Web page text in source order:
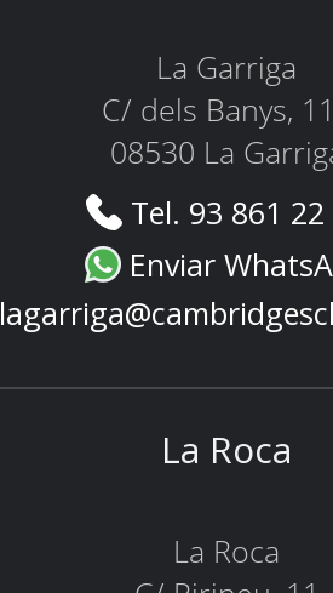
La Garriga
C/ dels Banys,
08530 La
Tel. 93 861
Enviar
La Roca
La Roca